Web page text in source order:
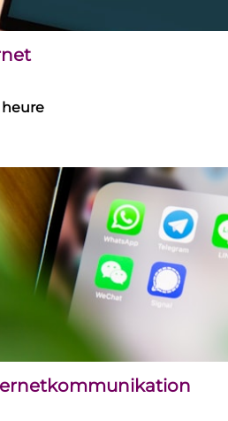
heure